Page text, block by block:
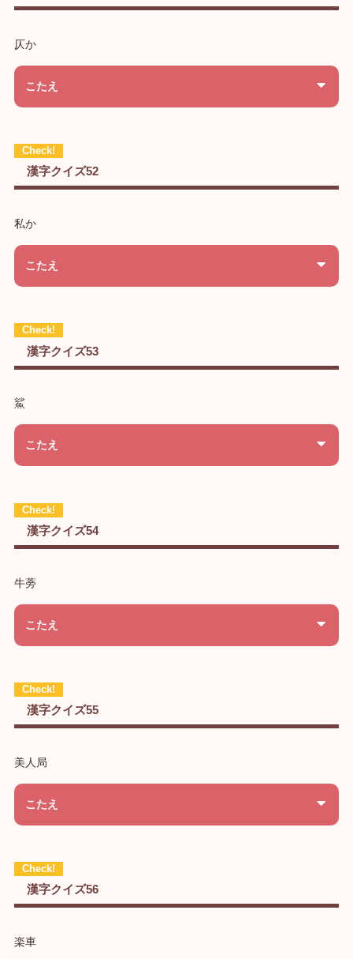
仄か
こたえ
漢字クイズ52
私か
こたえ
漢字クイズ53
鯊
こたえ
漢字クイズ54
牛蒡
こたえ
漢字クイズ55
美人局
こたえ
漢字クイズ56
楽車